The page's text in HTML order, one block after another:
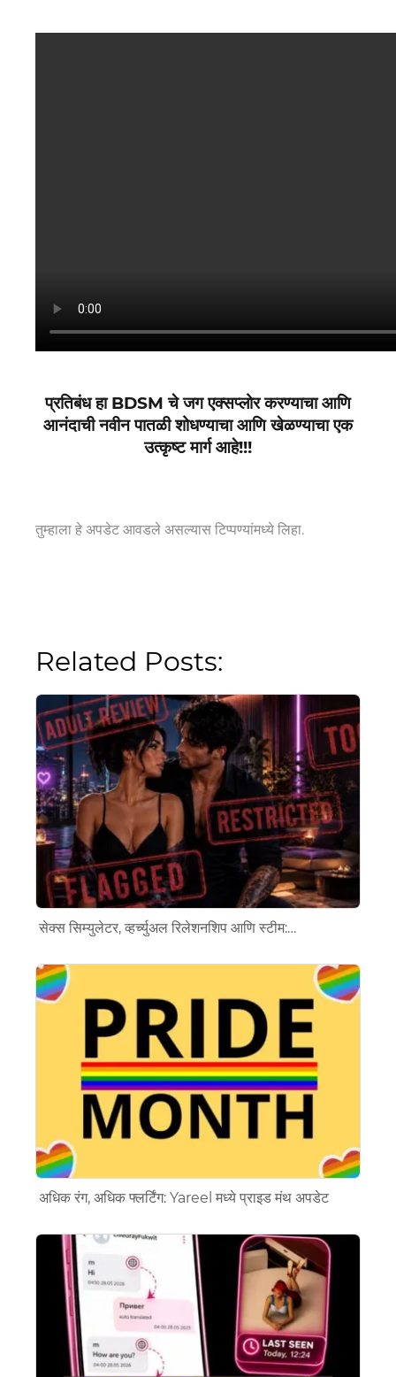
प्रतिबंध हा BDSM चे जग एक्सप्लोर करण्याचा आणि
आनंदाची नवीन पातळी शोधण्याचा आणि खेळण्याचा एक
उत्कृष्ट मार्ग आहे!!!
तुम्हाला हे अपडेट आवडले असल्यास टिप्पण्यांमध्ये लिहा.
Related Posts:
सेक्स सिम्युलेटर, व्हर्च्युअल रिलेशनशिप आणि स्टीम:…
अधिक रंग, अधिक फ्लर्टिंग: Yareel मध्ये प्राइड मंथ अपडेट